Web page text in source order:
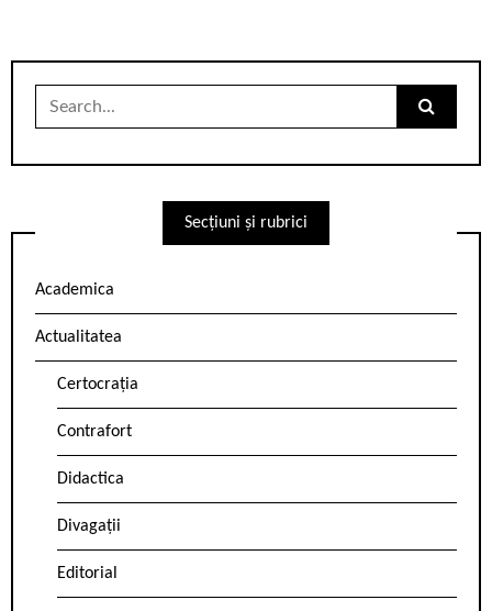
Search
Secțiuni și rubrici
Academica
Actualitatea
Certocrația
Contrafort
Didactica
Divagații
Editorial